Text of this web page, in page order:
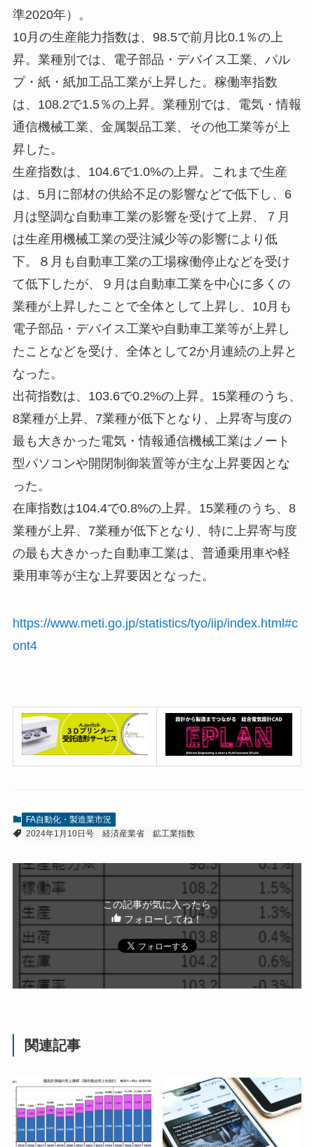
準2020年）。
10月の生産能力指数は、98.5で前月比0.1％の上
昇。業種別では、電子部品・デバイス工業、パル
プ・紙・紙加工品工業が上昇した。稼働率指数
は、108.2で1.5％の上昇。業種別では、電気・情報
通信機械工業、金属製品工業、その他工業等が上
昇した。
生産指数は、104.6で1.0%の上昇。これまで生産
は、5月に部材の供給不足の影響などで低下し、6
月は堅調な自動車工業の影響を受けて上昇、７月
は生産用機械工業の受注減少等の影響により低
下。８月も自動車工業の工場稼働停止などを受け
て低下したが、９月は自動車工業を中心に多くの
業種が上昇したことで全体として上昇し、10月も
電子部品・デバイス工業や自動車工業等が上昇し
たことなどを受け、全体として2か月連続の上昇と
なった。
出荷指数は、103.6で0.2%の上昇。15業種のうち、
8業種が上昇、7業種が低下となり、上昇寄与度の
最も大きかった電気・情報通信機械工業はノート
型パソコンや開閉制御装置等が主な上昇要因とな
った。
在庫指数は104.4で0.8%の上昇。15業種のうち、8
業種が上昇、7業種が低下となり、特に上昇寄与度
の最も大きかった自動車工業は、普通乗用車や軽
乗用車等が主な上昇要因となった。
https://www.meti.go.jp/statistics/tyo/iip/index.html#c
ont4
FA自動化・製造業市況
2024年1月10日号
経済産業省 鉱工業指数
この記事が気に入ったら
フォローしてね！
関連記事